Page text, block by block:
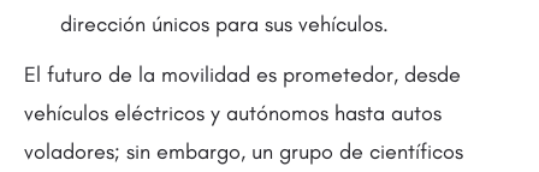
dirección únicos para sus vehículos.
El futuro de la movilidad es prometedor, desde
vehículos eléctricos y autónomos hasta autos
voladores; sin embargo, un grupo de científicos